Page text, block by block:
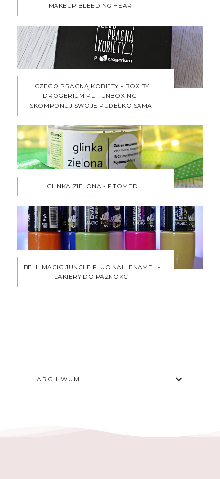
MAKEUP BLEEDING HEART
CZEGO PRAGNĄ KOBIETY - BOX BY
DROGERIUM.PL - UNBOXING -
SKOMPONUJ SWOJE PUDEŁKO SAMA!
GLINKA ZIELONA - FITOMED
BELL MAGIC JUNGLE FLUO NAIL ENAMEL -
LAKIERY DO PAZNOKCI
ARCHIWUM